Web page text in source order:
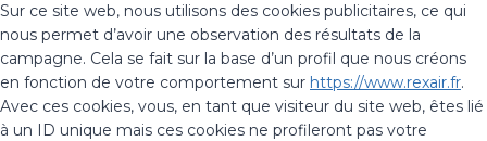
Sur ce site web, nous utilisons des cookies publicitaires, ce qui
nous permet d’avoir une observation des résultats de la
campagne. Cela se fait sur la base d’un profil que nous créons
en fonction de votre comportement sur https://www.rexair.fr.
Avec ces cookies, vous, en tant que visiteur du site web, êtes lié
à un ID unique mais ces cookies ne profileront pas votre